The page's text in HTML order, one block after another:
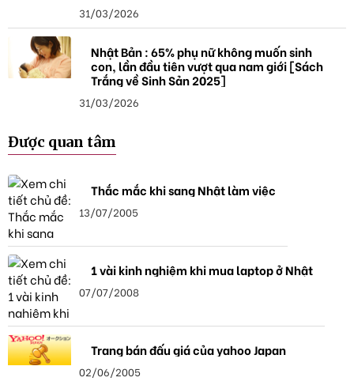
31/03/2026
Nhật Bản : 65% phụ nữ không muốn sinh
con, lần đầu tiên vượt qua nam giới [Sách
Trắng về Sinh Sản 2025]
31/03/2026
Được quan tâm
Thắc mắc khi sang Nhật làm việc
13/07/2005
1 vài kinh nghiệm khi mua laptop ở Nhật
07/07/2008
Trang bán đấu giá của yahoo Japan
02/06/2005